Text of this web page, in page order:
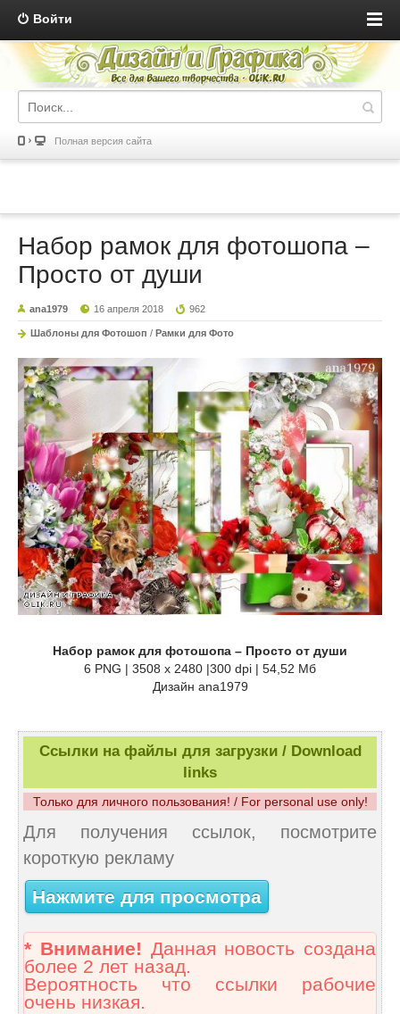
Войти
Полная версия сайта
Набор рамок для фотошопа –
Просто от души
ana1979 16 апреля 2018 962
Шаблоны для Фотошоп / Рамки для Фото
Набор рамок для фотошопа – Просто от души
6 PNG | 3508 x 2480 |300 dpi | 54,52 Мб
Дизайн аnа1979
Ссылки на файлы для загрузки / Download
links
Только для личного пользования! / For personal use only!
Для получения ссылок, посмотрите
короткую рекламу
Нажмите для просмотра
* Внимание! Данная новость создана
более 2 лет назад.
Вероятность что ссылки рабочие
очень низкая.